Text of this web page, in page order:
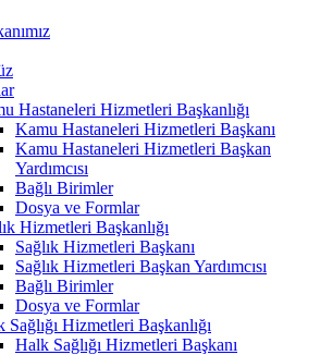
Hastaneleri Hizmetleri Başkanlığı
Kamu Hastaneleri Hizmetleri Başkanı
Kamu Hastaneleri Hizmetleri Başkan
Yardımcısı
Bağlı Birimler
Dosya ve Formlar
Hizmetleri Başkanlığı
Sağlık Hizmetleri Başkanı
Sağlık Hizmetleri Başkan Yardımcısı
Bağlı Birimler
Dosya ve Formlar
Sağlığı Hizmetleri Başkanlığı
Halk Sağlığı Hizmetleri Başkanı